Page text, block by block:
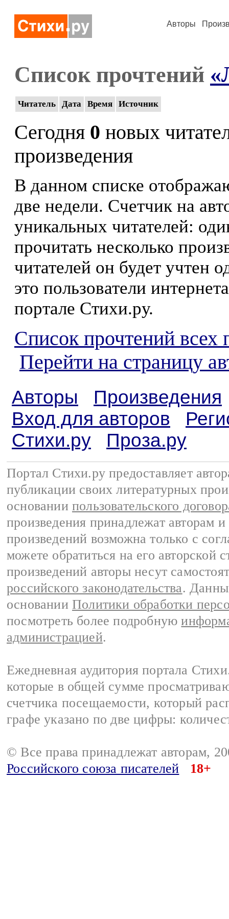
Авторы
Список прочтений
Читатель Дата Время Источник
Сегодня 0 новых
произведения
В данном списке
две недели. Счетчик на
уникальных читателей:
прочитать несколько
читателей он будет учтен
это пользователи
портале Стихи.ру.
Список прочтений всех
Перейти на страницу
Авторы
Произведения
Вход для авторов
Стихи.ру
Проза.ру
Портал Стихи.ру предоставляет
публикации своих литературных
основании пользовательского
произведения принадлежат авторам
произведений возможна только с
можете обратиться на его авторской
произведений авторы несут
российского законодательства.
основании Политики обработки
посмотреть более подробную
администрацией.
Ежедневная аудитория портала
которые в общей сумме
счетчика посещаемости, который
графе указано по две цифры:
© Все права принадлежат авторам,
Российского союза писателей
18+